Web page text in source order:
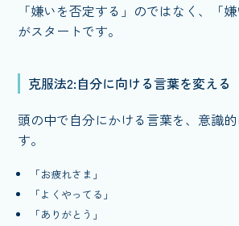
「嫌いを否定する」のではなく、「
がスタートです。
克服法2:自分に向ける言葉を変える
頭の中で自分にかける言葉を、意識
す。
「お疲れさま」
「よくやってる」
「ありがとう」